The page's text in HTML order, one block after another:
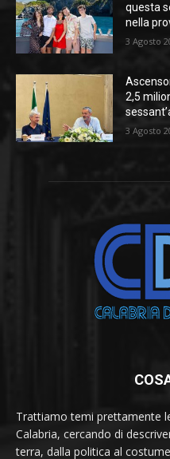
questa
nella
3 Agosto
2,5
3 Agosto
Trattiamo temi prettamente
Calabria, cercando di
terra, dalla politica al